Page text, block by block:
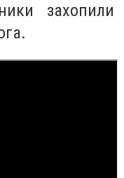
захопили